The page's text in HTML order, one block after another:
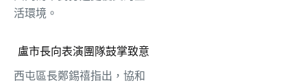
活環境。
盧市長向表演團隊鼓掌致意
西屯區長鄭錫禧指出，協和